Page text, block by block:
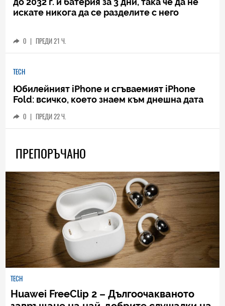
искате никога да се разделите с него
0 | ПРЕДИ 21 Ч.
TECH
Юбилейният iPhone и сгъваемият iPhone
Fold: всичко, което знаем към днешна дата
0 | ПРЕДИ 22 Ч.
ПРЕПОРЪЧАНО
TECH
Huawei FreeClip 2 – Дългоочакваното